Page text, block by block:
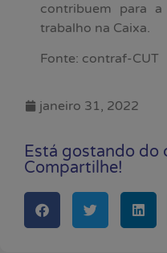
contribuem para
trabalho na Caixa.
Fonte: contraf-CUT
janeiro 31, 2022
Está gostando do
Compartilhe!